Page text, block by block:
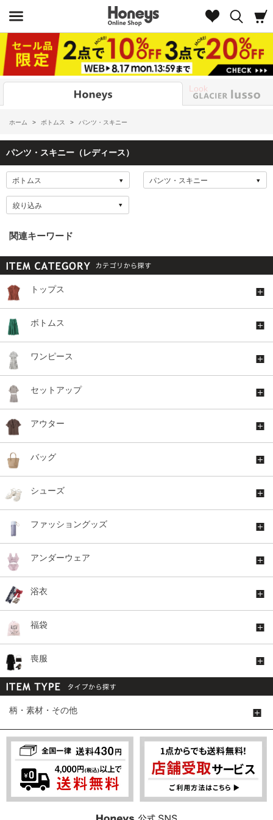
Look
ホーム > ボトムス > パンツ・スキニー
パンツ・スキニー（レディース）
絞り込み
関連キーワード
トップス
ボトムス
ワンピース
セットアップ
アウター
バッグ
シューズ
ファッショングッズ
アンダーウェア
浴衣
福袋
喪服
柄・素材・その他